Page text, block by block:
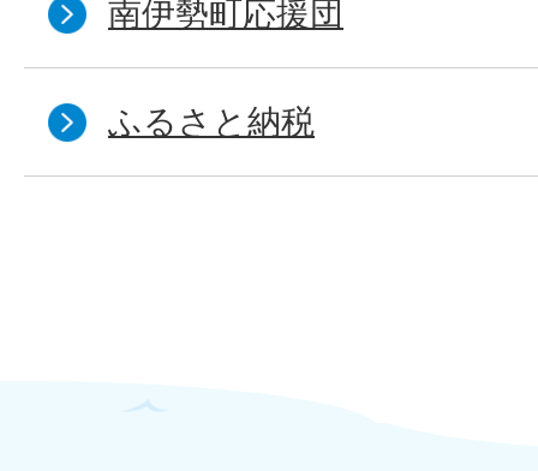
南伊勢町応援団
ふるさと納税